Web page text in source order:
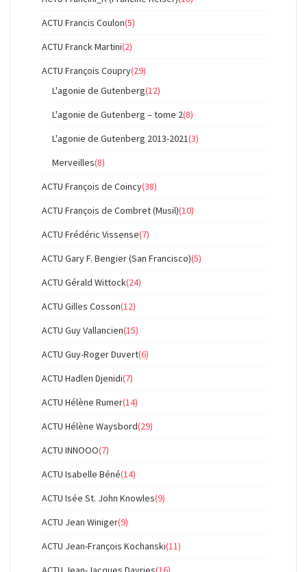
ACTU Francis Coulon(5)
ACTU Franck Martini(2)
ACTU François Coupry(29)
L'agonie de Gutenberg(12)
L'agonie de Gutenberg – tome 2(8)
L'agonie de Gutenberg 2013-2021(3)
Merveilles(8)
ACTU François de Coincy(38)
ACTU François de Combret (Musil)(10)
ACTU Frédéric Vissense(7)
ACTU Gary F. Bengier (San Francisco)(5)
ACTU Gérald Wittock(24)
ACTU Gilles Cosson(12)
ACTU Guy Vallancien(15)
ACTU Guy-Roger Duvert(6)
ACTU Hadlen Djenidi(7)
ACTU Hélène Rumer(14)
ACTU Hélène Waysbord(29)
ACTU INNOOO(7)
ACTU Isabelle Béné(14)
ACTU Isée St. John Knowles(9)
ACTU Jean Winiger(9)
ACTU Jean-François Kochanski(11)